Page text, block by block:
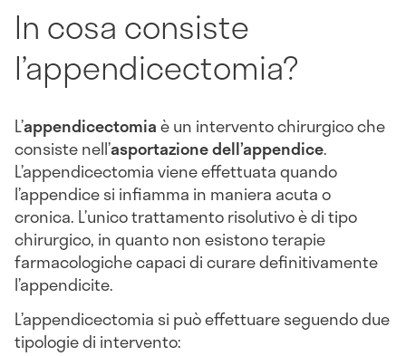
In cosa consiste
l’appendicectomia?
L’appendicectomiaè un intervento chirurgico che
consiste nell’asportazione dell’appendice.
L’appendicectomia viene effettuata quando
l’appendice si infiamma in maniera acuta o
cronica. L’unico trattamento risolutivo è di tipo
chirurgico, in quanto non esistono terapie
farmacologiche capaci di curare definitivamente
l’appendicite.
L’appendicectomia si può effettuare seguendo due
tipologie di intervento: